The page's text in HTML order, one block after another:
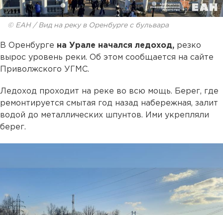
© ЕАН / Вид на реку в Оренбурге с бульвара
В Оренбурге на Урале начался ледоход, резко
вырос уровень реки. Об этом сообщается на сайте
Приволжского УГМС.
Ледоход проходит на реке во всю мощь. Берег, где
ремонтируется смытая год назад набережная, залит
водой до металлических шпунтов. Ими укрепляли
берег.